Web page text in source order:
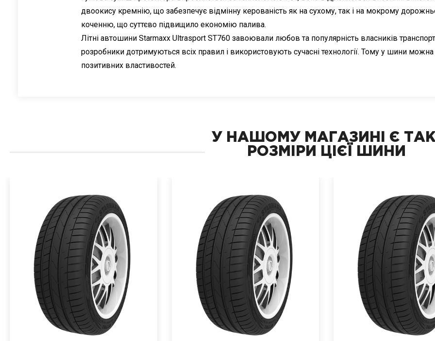
двоокису кремнію, що забезпечує відмінну керованість як на сухому, так і на мокрому
коченню, що суттєво підвищило економію палива.
Літні автошини Starmaxx Ultrasport ST760 завоювали любов та популярність власників
розробники дотримуються всіх правил і використовують сучасні технології. Тому у шини
позитивних властивостей.
У НАШОМУ МАГАЗИНІ Є
РОЗМІРИ ЦІЄЇ ШИНИ